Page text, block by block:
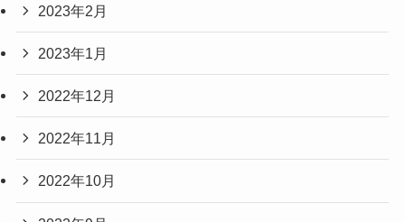
2023年2月
2023年1月
2022年12月
2022年11月
2022年10月